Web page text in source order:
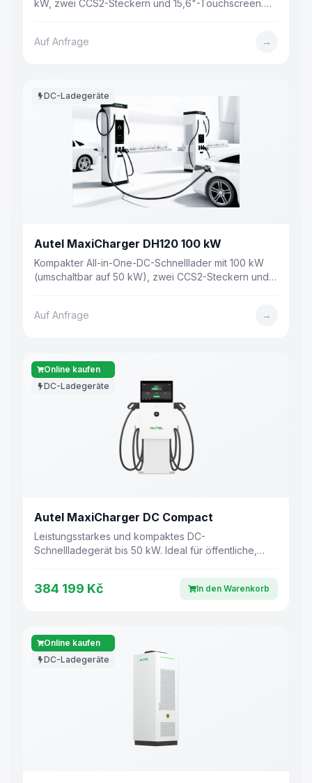
kW, zwei CCS2-Steckern und 15,6"-Touchscreen.
Auf Anfrage →
DC-Ladegeräte
Autel MaxiCharger DH120 100 kW
Kompakter All-in-One-DC-Schnelllader mit 100 kW
(umschaltbar auf 50 kW), zwei CCS2-Steckern und
Auf Anfrage →
Online kaufen
DC-Ladegeräte
Autel MaxiCharger DC Compact
Leistungsstarkes und kompaktes DC-
Schnellladegerät bis 50 kW. Ideal für öffentliche,
384 199 Kč In den Warenkorb
Online kaufen
DC-Ladegeräte